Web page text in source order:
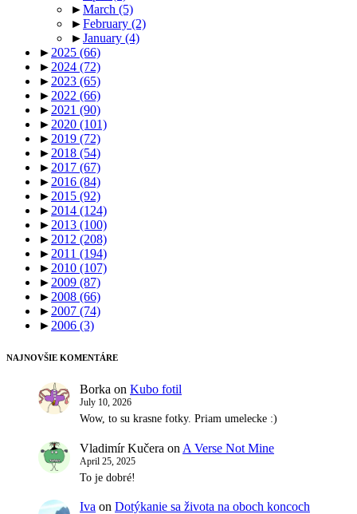
►March (5)
►February (2)
►January (4)
► 2025 (66)
► 2024 (72)
► 2023 (65)
► 2022 (66)
► 2021 (90)
► 2020 (101)
► 2019 (72)
► 2018 (54)
► 2017 (67)
► 2016 (84)
► 2015 (92)
► 2014 (124)
► 2013 (100)
► 2012 (208)
► 2011 (194)
► 2010 (107)
► 2009 (87)
► 2008 (66)
► 2007 (74)
► 2006 (3)
NAJNOVŠIE KOMENTÁRE
Borka on Kubo fotil
July 10, 2026
Wow, to su krasne fotky. Priam umelecke :)
Vladimír Kučera on A Verse Not Mine
April 25, 2025
To je dobré!
Iva on Dotýkanie sa života na oboch koncoch